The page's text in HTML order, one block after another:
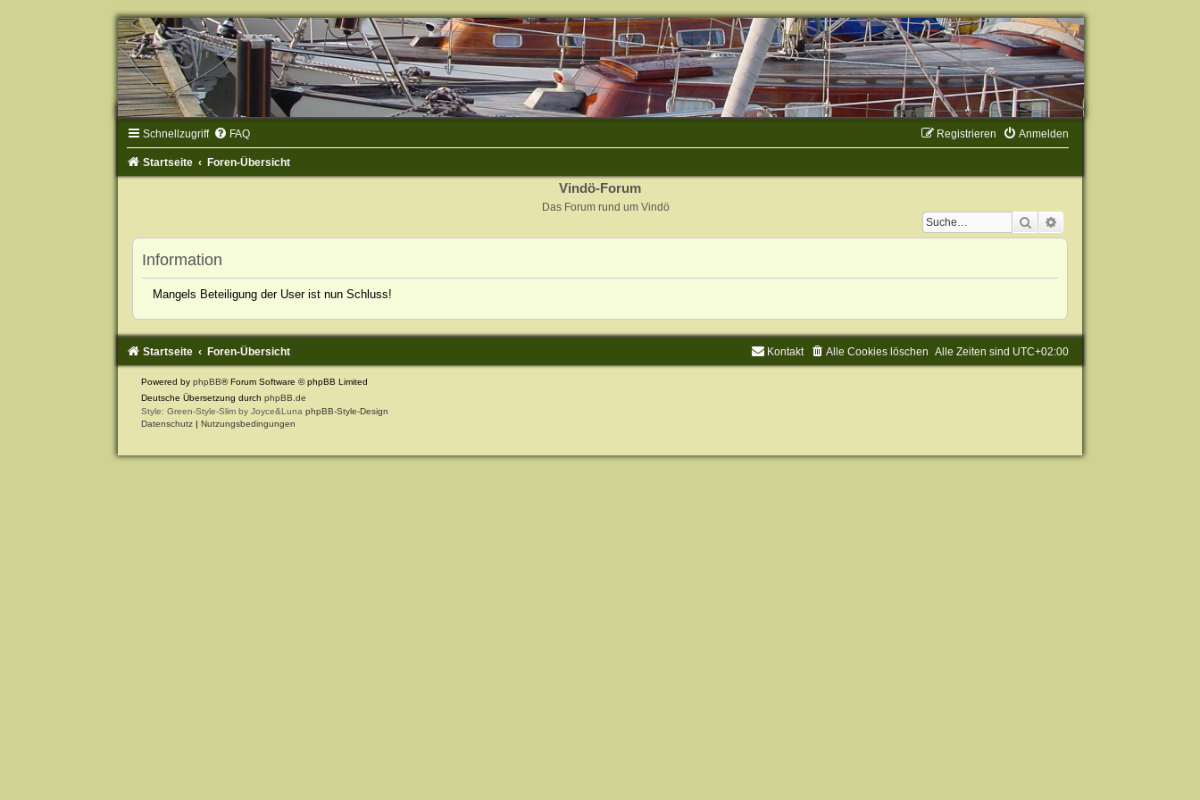
Schnellzugriff FAQ Anmelden
Registrieren
Startseite Foren-Übersicht
Vindö-Forum
Das Forum rund um Vindö
Suche
Information
Mangels Beteiligung der User ist nun Schluss!
Startseite Foren-Übersicht Alle Zeiten sind UTC+02:00
Alle Cookies löschen
Kontakt
Powered by phpBB® Forum Software © phpBB Limited
Deutsche Übersetzung durch phpBB.de
Style: Green-Style-Slim by Joyce&Luna phpBB-Style-Design
Datenschutz | Nutzungsbedingungen